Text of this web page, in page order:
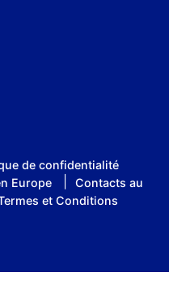
de confidentialité
Europe
Contacts au
et Conditions